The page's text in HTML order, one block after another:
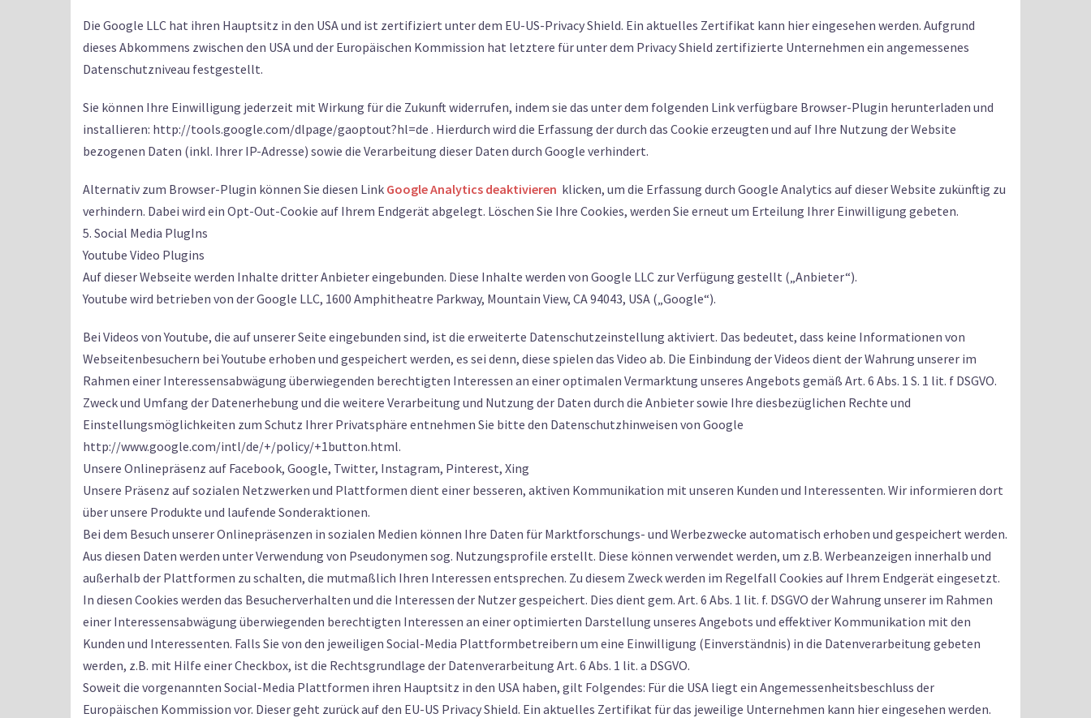
Die Google LLC hat ihren Hauptsitz in den USA und ist zertifiziert unter dem EU-US-Privacy Shield. Ein aktuelles Zertifikat kann hier eingesehen werden. Aufgrund
dieses Abkommens zwischen den USA und der Europäischen Kommission hat letztere für unter dem Privacy Shield zertifizierte Unternehmen ein angemessenes
Datenschutzniveau festgestellt.
Sie können Ihre Einwilligung jederzeit mit Wirkung für die Zukunft widerrufen, indem sie das unter dem folgenden Link verfügbare Browser-Plugin herunterladen und
installieren: http://tools.google.com/dlpage/gaoptout?hl=de . Hierdurch wird die Erfassung der durch das Cookie erzeugten und auf Ihre Nutzung der Website
bezogenen Daten (inkl. Ihrer IP-Adresse) sowie die Verarbeitung dieser Daten durch Google verhindert.
Alternativ zum Browser-Plugin können Sie diesen Link Google Analytics deaktivieren klicken, um die Erfassung durch Google Analytics auf dieser Website zukünftig zu
verhindern. Dabei wird ein Opt-Out-Cookie auf Ihrem Endgerät abgelegt. Löschen Sie Ihre Cookies, werden Sie erneut um Erteilung Ihrer Einwilligung gebeten.
5. Social Media PlugIns
Youtube Video Plugins
Auf dieser Webseite werden Inhalte dritter Anbieter eingebunden. Diese Inhalte werden von Google LLC zur Verfügung gestellt („Anbieter“).
Youtube wird betrieben von der Google LLC, 1600 Amphitheatre Parkway, Mountain View, CA 94043, USA („Google“).
Bei Videos von Youtube, die auf unserer Seite eingebunden sind, ist die erweiterte Datenschutzeinstellung aktiviert. Das bedeutet, dass keine Informationen von
Webseitenbesuchern bei Youtube erhoben und gespeichert werden, es sei denn, diese spielen das Video ab. Die Einbindung der Videos dient der Wahrung unserer im
Rahmen einer Interessensabwägung überwiegenden berechtigten Interessen an einer optimalen Vermarktung unseres Angebots gemäß Art. 6 Abs. 1 S. 1 lit. f DSGVO.
Zweck und Umfang der Datenerhebung und die weitere Verarbeitung und Nutzung der Daten durch die Anbieter sowie Ihre diesbezüglichen Rechte und
Einstellungsmöglichkeiten zum Schutz Ihrer Privatsphäre entnehmen Sie bitte den Datenschutzhinweisen von Google
http://www.google.com/intl/de/+/policy/+1button.html.
Unsere Onlinepräsenz auf Facebook, Google, Twitter, Instagram, Pinterest, Xing
Unsere Präsenz auf sozialen Netzwerken und Plattformen dient einer besseren, aktiven Kommunikation mit unseren Kunden und Interessenten. Wir informieren dort
über unsere Produkte und laufende Sonderaktionen.
Bei dem Besuch unserer Onlinepräsenzen in sozialen Medien können Ihre Daten für Marktforschungs- und Werbezwecke automatisch erhoben und gespeichert werden.
Aus diesen Daten werden unter Verwendung von Pseudonymen sog. Nutzungsprofile erstellt. Diese können verwendet werden, um z.B. Werbeanzeigen innerhalb und
außerhalb der Plattformen zu schalten, die mutmaßlich Ihren Interessen entsprechen. Zu diesem Zweck werden im Regelfall Cookies auf Ihrem Endgerät eingesetzt.
In diesen Cookies werden das Besucherverhalten und die Interessen der Nutzer gespeichert. Dies dient gem. Art. 6 Abs. 1 lit. f. DSGVO der Wahrung unserer im Rahmen
einer Interessensabwägung überwiegenden berechtigten Interessen an einer optimierten Darstellung unseres Angebots und effektiver Kommunikation mit den
Kunden und Interessenten. Falls Sie von den jeweiligen Social-Media Plattformbetreibern um eine Einwilligung (Einverständnis) in die Datenverarbeitung gebeten
werden, z.B. mit Hilfe einer Checkbox, ist die Rechtsgrundlage der Datenverarbeitung Art. 6 Abs. 1 lit. a DSGVO.
Soweit die vorgenannten Social-Media Plattformen ihren Hauptsitz in den USA haben, gilt Folgendes: Für die USA liegt ein Angemessenheitsbeschluss der
Europäischen Kommission vor. Dieser geht zurück auf den EU-US Privacy Shield. Ein aktuelles Zertifikat für das jeweilige Unternehmen kann hier eingesehen werden.